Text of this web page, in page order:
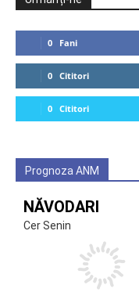
0 Fani
0 Cititori
0 Cititori
Prognoza ANM
NĂVODARI
Cer Senin